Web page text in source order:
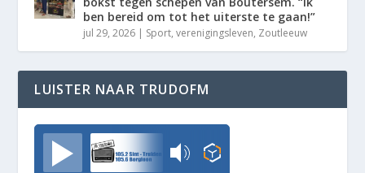
ben bereid om tot het uiterste te gaan!”
jul 29, 2026 | Sport,verenigingsleven, Zoutleeuw
LUISTER NAAR TRUDOFM
TrudoFM